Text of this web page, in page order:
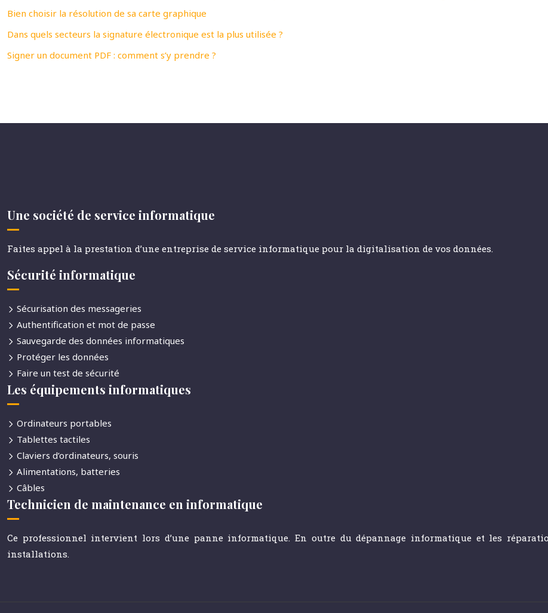
Bien choisir la résolution de sa carte graphique
Dans quels secteurs la signature électronique est la plus utilisée ?
Signer un document PDF : comment s’y prendre ?
Une société de service informatique
Faites appel à la prestation d’une entreprise de service informatique pour la digitalisation de vos données.
Sécurité informatique
Sécurisation des messageries
Authentification et mot de passe
Sauvegarde des données informatiques
Protéger les données
Faire un test de sécurité
Les équipements informatiques
Ordinateurs portables
Tablettes tactiles
Claviers d’ordinateurs, souris
Alimentations, batteries
Câbles
Technicien de maintenance en informatique
Ce professionnel intervient lors d’une panne informatique. En outre du dépannage informatique et les
installations.